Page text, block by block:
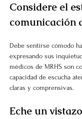
Considere el
comunicación
Debe sentirse cómodo
expresando sus
médicos de MRHS son
capacidad de escucha
claras y comprensivas.
Eche un